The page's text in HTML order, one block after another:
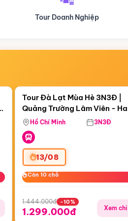
Du lịch Hành Hương
Còn05 ngày 03:42:13
Tour Đà Lạt Mùa Hè 3N3Đ |
Quảng Trường Lâm Viên -
Hill - Puppy Farm
Hồ Chí Minh 3N3Đ
13/08
Còn 10 chỗ
Còn 10 chỗ
1.444.000đ -10%
1.299.000đ Xem